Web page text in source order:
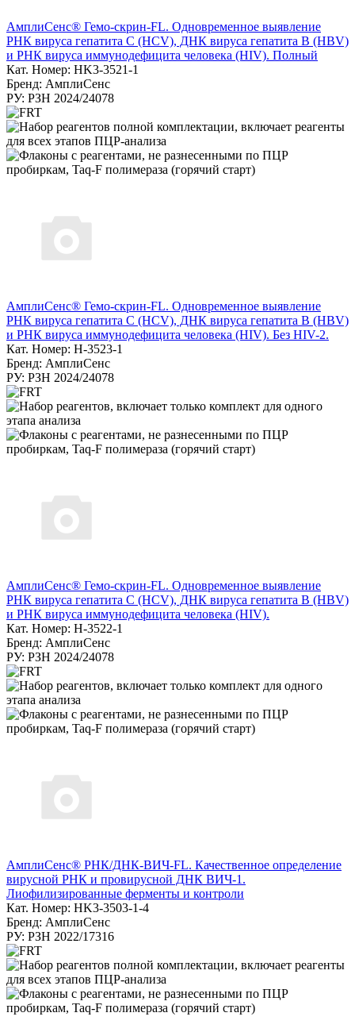
АмплиСенс® Гемо-скрин-FL. Одновременное выявление
РНК вируса гепатита С (HCV), ДНК вируса гепатита B (HBV)
и РНК вируса иммунодефицита человека (HIV). Полный
Кат. Номер: HK3-3521-1
Бренд: АмплиСенс
РУ: РЗН 2024/24078
АмплиСенс® Гемо-скрин-FL. Одновременное выявление
РНК вируса гепатита С (HCV), ДНК вируса гепатита B (HBV)
и РНК вируса иммунодефицита человека (HIV). Без HIV-2.
Кат. Номер: H-3523-1
Бренд: АмплиСенс
РУ: РЗН 2024/24078
АмплиСенс® Гемо-скрин-FL. Одновременное выявление
РНК вируса гепатита С (HCV), ДНК вируса гепатита B (HBV)
и РНК вируса иммунодефицита человека (HIV).
Кат. Номер: H-3522-1
Бренд: АмплиСенс
РУ: РЗН 2024/24078
АмплиСенс® РНК/ДНК-ВИЧ-FL. Качественное определение
вирусной РНК и провирусной ДНК ВИЧ-1.
Лиофилизированные ферменты и контроли
Кат. Номер: HK3-3503-1-4
Бренд: АмплиСенс
РУ: РЗН 2022/17316